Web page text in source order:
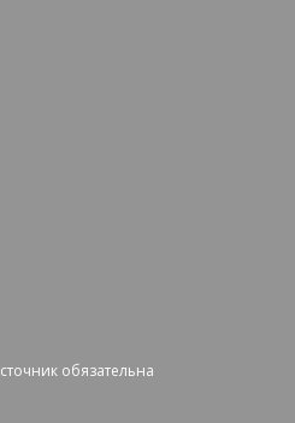
обязательна